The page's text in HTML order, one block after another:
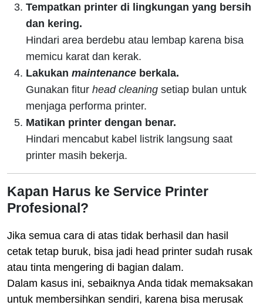
Tempatkan printer di lingkungan yang bersih
dan kering.
Hindari area berdebu atau lembap karena bisa
memicu karat dan kerak.
Lakukan maintenance berkala.
Gunakan fitur head cleaning setiap bulan untuk
menjaga performa printer.
Matikan printer dengan benar.
Hindari mencabut kabel listrik langsung saat
printer masih bekerja.
Kapan Harus ke Service Printer
Profesional?
Jika semua cara di atas tidak berhasil dan hasil
cetak tetap buruk, bisa jadi head printer sudah rusak
atau tinta mengering di bagian dalam.
Dalam kasus ini, sebaiknya Anda tidak memaksakan
untuk membersihkan sendiri, karena bisa merusak